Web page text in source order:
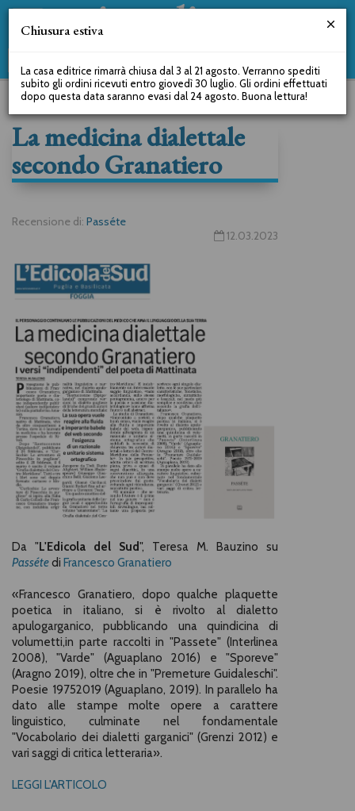
La medicina dialettale
secondo Granatiero
Recensione di: Passéte
12.03.2023
Da "L'Edicola del Sud", Teresa M. Bauzino su
Passétedi Francesco Granatiero
«Francesco Granatiero, dopo qualche plaquette
poetica in italiano, si è rivolto al dialetto
apulogarganico, pubblicando una quindicina di
volumetti,in parte raccolti in "Passete" (Interlinea
2008), "Varde" (Aguaplano 2016) e "Sporeve"
(Aragno 2019), oltre che in "Premeture Guidaleschi".
Poesie 19752019 (Aguaplano, 2019). In parallelo ha
dato alle stampe molte opere a carattere
linguistico, culminate nel fondamentale
"Vocabolario dei dialetti garganici" (Grenzi 2012) e
vari saggi di critica letteraria».
LEGGI L'ARTICOLO
Chiusura estiva
La casa editrice rimarrà chiusa dal 3 al 21 agosto. Verranno spediti
subito gli ordini ricevuti entro giovedì 30 luglio. Gli ordini effettuati
dopo questa data saranno evasi dal 24 agosto. Buona lettura!